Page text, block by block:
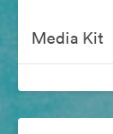
Media Kit